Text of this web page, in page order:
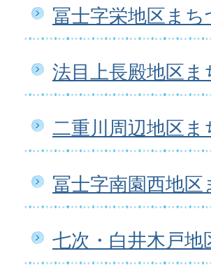
冨士字栄地区ま
法目上長殿地区
二重川周辺地区
冨士字南園西地
七次・白井木戸